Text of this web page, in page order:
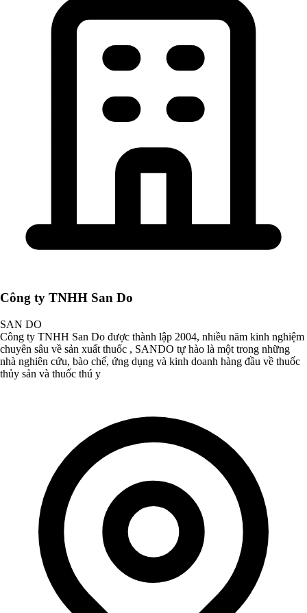
Công ty TNHH San Do
SAN DO
Công ty TNHH San Do được thành lập 2004, nhiều năm kinh nghiệm
chuyên sâu về sản xuất thuốc , SANDO tự hào là một trong những
nhà nghiên cứu, bào chế, ứng dụng và kinh doanh hàng đầu về thuốc
thủy sản và thuốc thú y